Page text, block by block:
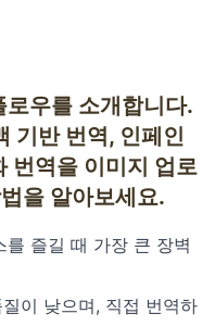
우를 소개합니다.
기반 번역, 인페인
역을 이미지 업로
을 알아보세요.
즐길 때 가장 큰 장벽
이 낮으며, 직접 번역하